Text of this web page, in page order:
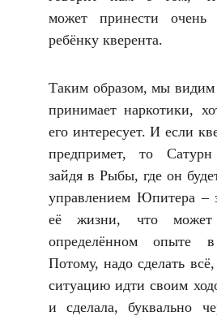
может принести очень
ребёнку кверента.
Таким образом, мы видим
принимает наркотики,
его интересует. И если
предпримет, то
зайдя в Рыбы, где он
управлением Юпитера –
её жизни, что может
определённом опыте
Потому, надо сделать
ситуацию идти своим
и сделала, буквально